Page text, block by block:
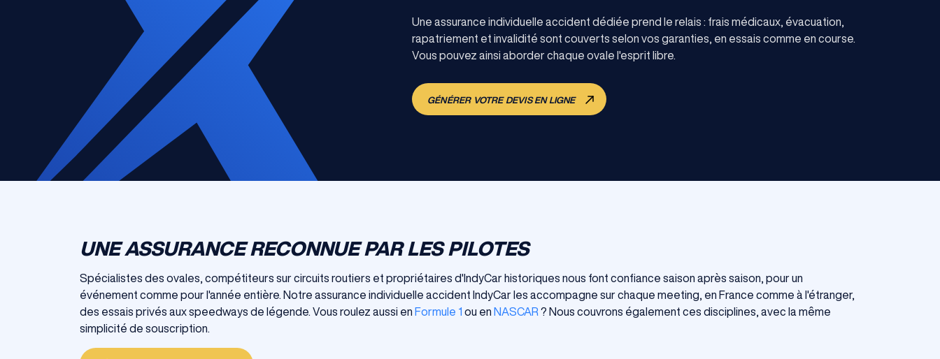
Une assurance individuelle accident dédiée prend le relais : frais médicaux, évacuation,
rapatriement et invalidité sont couverts selon vos garanties, en essais comme en course.
Vous pouvez ainsi aborder chaque ovale l'esprit libre.
GÉNÉRER VOTRE DEVIS EN LIGNE
UNE ASSURANCE RECONNUE PAR LES PILOTES
Spécialistes des ovales, compétiteurs sur circuits routiers et propriétaires d'IndyCar historiques nous font confiance saison après saison, pour un
événement comme pour l'année entière. Notre assurance individuelle accident IndyCar les accompagne sur chaque meeting, en France comme à l'étranger,
des essais privés aux speedways de légende. Vous roulez aussi en Formule 1 ou en NASCAR ? Nous couvrons également ces disciplines, avec la même
simplicité de souscription.